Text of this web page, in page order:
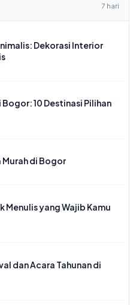
7 hari
Dekorasi Interior
10 Destinasi Pilihan
Murah di Bogor
Menulis yang Wajib Kamu
dan Acara Tahunan di